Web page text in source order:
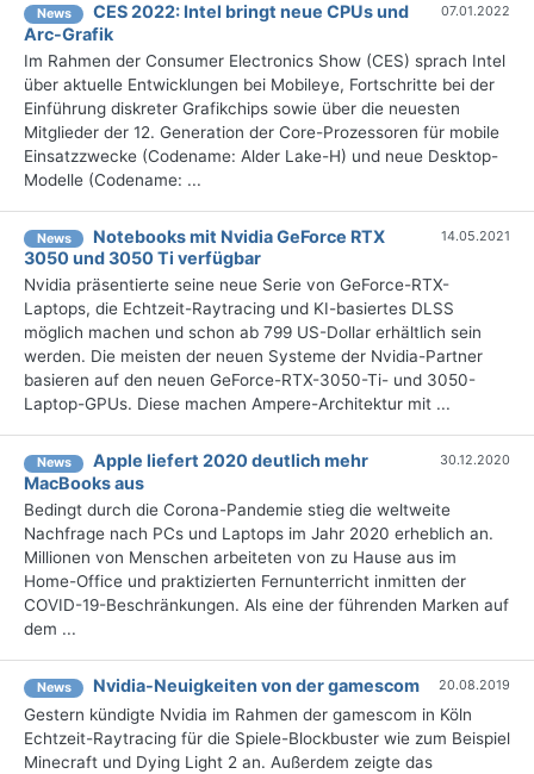
News
CES 2022: Intel bringt neue CPUs und
Arc-Grafik
07.01.2022
Im Rahmen der Consumer Electronics Show (CES) sprach Intel
über aktuelle Entwicklungen bei Mobileye, Fortschritte bei der
Einführung diskreter Grafikchips sowie über die neuesten
Mitglieder der 12. Generation der Core-Prozessoren für mobile
Einsatzzwecke (Codename: Alder Lake-H) und neue Desktop-
Modelle (Codename: ...
News
Notebooks mit Nvidia GeForce RTX
3050 und 3050 Ti verfügbar
14.05.2021
Nvidia präsentierte seine neue Serie von GeForce-RTX-
Laptops, die Echtzeit-Raytracing und KI-basiertes DLSS
möglich machen und schon ab 799 US-Dollar erhältlich sein
werden. Die meisten der neuen Systeme der Nvidia-Partner
basieren auf den neuen GeForce-RTX-3050-Ti- und 3050-
Laptop-GPUs. Diese machen Ampere-Architektur mit ...
News
Apple liefert 2020 deutlich mehr
MacBooks aus
30.12.2020
Bedingt durch die Corona-Pandemie stieg die weltweite
Nachfrage nach PCs und Laptops im Jahr 2020 erheblich an.
Millionen von Menschen arbeiteten von zu Hause aus im
Home-Office und praktizierten Fernunterricht inmitten der
COVID-19-Beschränkungen. Als eine der führenden Marken auf
dem ...
News Nvidia-Neuigkeiten von der gamescom 20.08.2019
Gestern kündigte Nvidia im Rahmen der gamescom in Köln
Echtzeit-Raytracing für die Spiele-Blockbuster wie zum Beispiel
Minecraft und Dying Light 2 an. Außerdem zeigte das